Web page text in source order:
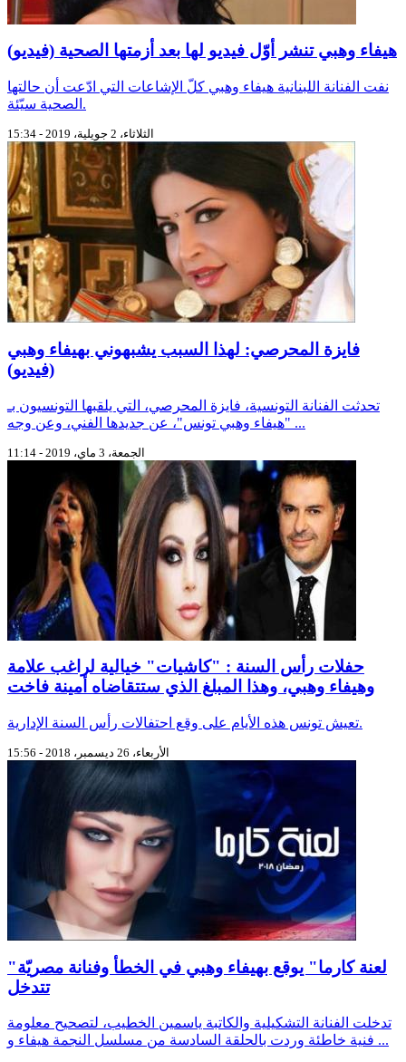
هيفاء وهبي تنشر أوّل فيديو لها بعد أزمتها الصحية (فيديو)
نفت الفنانة اللبنانية هيفاء وهبي كلّ الإشاعات التي ادّعت أن حالتها
الصحية سيّئة.
الثلاثاء، 2 جويلية، 2019 - 15:34
فايزة المحرصي: لهذا السبب يشبهوني بهيفاء وهبي
(فيديو)
تحدثت الفنانة التونسية، فايزة المحرصي، التي يلقبها التونسيون بـ
"هيفاء وهبي تونس"، عن جديدها الفني، وعن وجه ...
الجمعة، 3 ماي، 2019 - 11:14
حفلات رأس السنة : "كاشيات" خيالية لراغب علامة
وهيفاء وهبي، وهذا المبلغ الذي ستتقاضاه أمينة فاخت
تعيش تونس هذه الأيام على وقع احتفالات رأس السنة الإدارية.
الأربعاء، 26 ديسمبر، 2018 - 15:56
"لعنة كارما" يوقع بهيفاء وهبي في الخطأ وفنانة مصريّة
تتدخل
تدخلت الفنانة التشكيلية والكاتبة ياسمين الخطيب، لتصحيح معلومة
فنية خاطئة وردت بالحلقة السادسة من مسلسل النجمة هيفاء و ...